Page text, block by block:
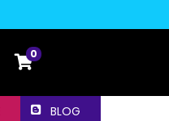
0
BLOG